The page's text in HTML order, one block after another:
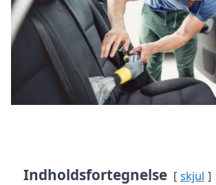
Indholdsfortegnelse skjul